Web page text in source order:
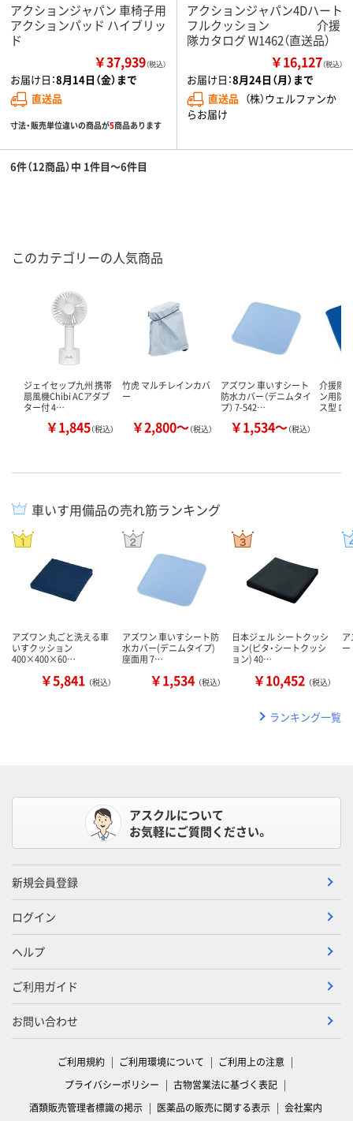
アクションジャパン 車椅子用
アクションパッド ハイブリッ
ド
￥37,939（税込）
お届け日：8月14日（金）まで
直送品
寸法・販売単位違いの商品が5商品あります
アクションジャパン4Dハート
フルクッション 介援
隊カタログ W1462（直送品）
￥16,127（税込）
お届け日：8月24日（月）まで
直送品 （株）ウェルファンか
らお届け
6件（12商品）中 1件目～6件目
このカテゴリーの人気商品
ジェイセップ九州 携帯
扇風機Chibi ACアダプ
ター付 4…
￥1,845（税込）
竹虎 マルチレインカバ
ー
￥2,800～（税込）
アズワン 車いすシート
防水カバー（デニムタイ
プ） 7-542…
￥1,534～（税込）
介援隊
ン用防
ス型 ロ
車いす用備品の売れ筋ランキング
アズワン 丸ごと洗える車
いすクッション
400×400×60…
￥5,841 （税込）
アズワン 車いすシート防
水カバー(デニムタイプ)
座面用 7…
￥1,534 （税込）
日本ジェル シートクッシ
ョン(ピタ・シートクッシ
ョン) 40…
￥10,452 （税込）
ランキング一覧
アスクルについて
お気軽にご質問ください。
新規会員登録
ログイン
ヘルプ
ご利用ガイド
お問い合わせ
ご利用規約 ご利用環境について
ご利用上の注意
プライバシーポリシー
古物営業法に基づく表記
酒類販売管理者標識の掲示
医薬品の販売に関する表示 会社案内